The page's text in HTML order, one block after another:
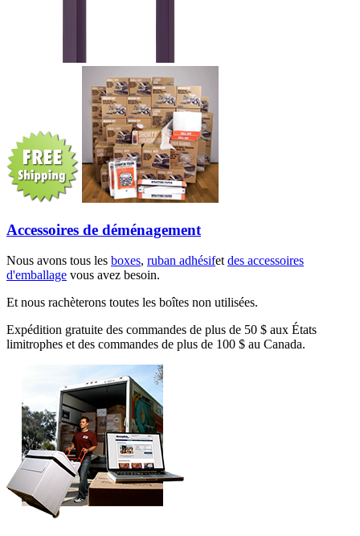
Accessoires de déménagement
Nous avons tous les boxes, ruban adhésifetdes accessoires
d'emballage vous avez besoin.
Et nous rachèterons toutes les boîtes non utilisées.
Expédition gratuite des commandes de plus de 50 $ aux États
limitrophes et des commandes de plus de 100 $ au Canada.